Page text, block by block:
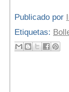
Publicado por
Etiquetas: